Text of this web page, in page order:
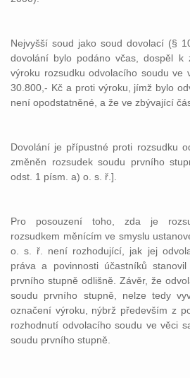
Nejvyšší soud jako soud dovolací (§
dovolání bylo podáno včas, dospěl k
výroku rozsudku odvolacího soudu ve
30.800,- Kč a proti výroku, jímž bylo
není opodstatněné, a že ve zbývající
Dovolání je přípustné proti rozsudku
změněn rozsudek soudu prvního
odst. 1 písm. a) o. s. ř.].
Pro posouzení toho, zda je
rozsudkem měnícím ve smyslu
o. s. ř. není rozhodující, jak jej
práva a povinnosti účastníků
prvního stupně odlišně. Závěr, že
soudu prvního stupně, nelze tedy
označení výroku, nýbrž především z
rozhodnutí odvolacího soudu ve věci
soudu prvního stupně.